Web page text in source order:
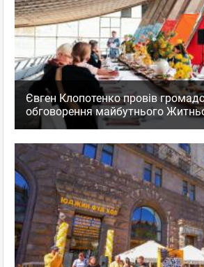
Євген Клопотенко провів
обговорення майбутнього